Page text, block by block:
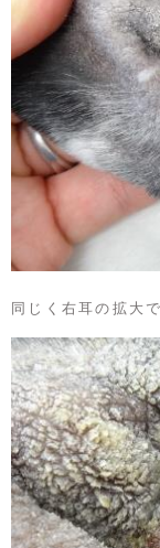
同じく右耳の拡大で